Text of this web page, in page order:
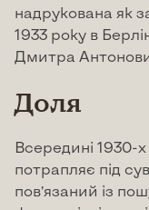
надрукована як
1933 року в
Дмитра
Доля
Всередині 1930-
потрапляє під
пов’язаний із